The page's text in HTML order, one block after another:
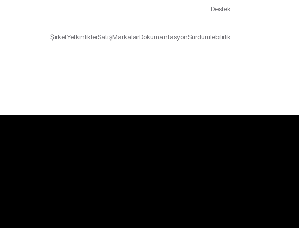
Destek
ŞirketYetkinliklerSatışMarkalarDökümantasyonSürdürülebilirlik